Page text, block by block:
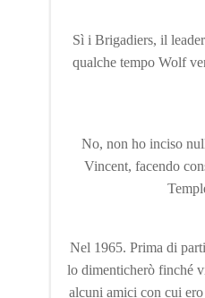
Sì i Brigadiers, il
qualche tempo Wolf
No, non ho inciso
Vincent, facendo
Nel 1965. Prima di
lo dimenticherò finché
alcuni amici con cui